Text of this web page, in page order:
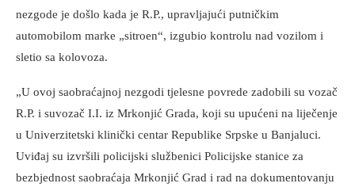
nezgode je došlo kada je R.P., upravljajući putničkim
automobilom marke „sitroen“, izgubio kontrolu nad vozilom i
sletio sa kolovoza.
„U ovoj saobraćajnoj nezgodi tjelesne povrede zadobili su vozač
R.P. i suvozač I.I. iz Mrkonjić Grada, koji su upućeni na liječenje
u Univerzitetski klinički centar Republike Srpske u Banjaluci.
Uviđaj su izvršili policijski službenici Policijske stanice za
bezbjednost saobraćaja Mrkonjić Grad i rad na dokumentovanju